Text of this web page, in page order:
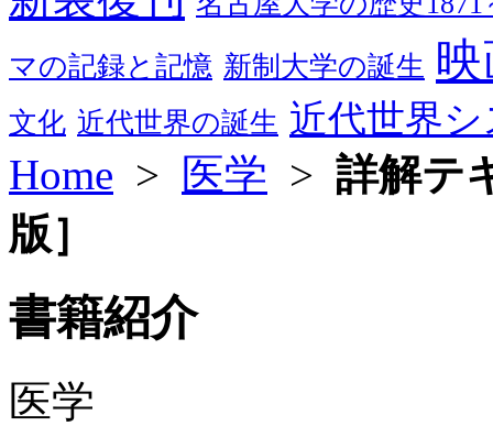
マの記録と記憶 新制大学の誕生
文化 近代世界の誕生 近代世界
Home > 医学 > 詳解テ
版］
書籍紹介
医学